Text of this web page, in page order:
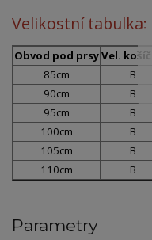
Velikostní tabulka:
Obvod pod prsyVel.
85cm
B
90cm
B
95cm
B
100cm
B
105cm
B
110cm
B
Parametry